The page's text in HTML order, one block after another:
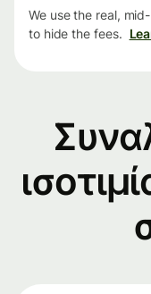
We use the real,
to hide the fees.